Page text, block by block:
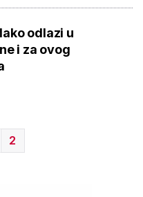
odlazi u
i za ovog
2